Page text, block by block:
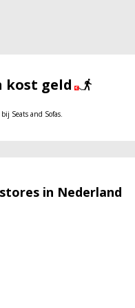
kost geld
bij Seats and Sofas.
in Nederland